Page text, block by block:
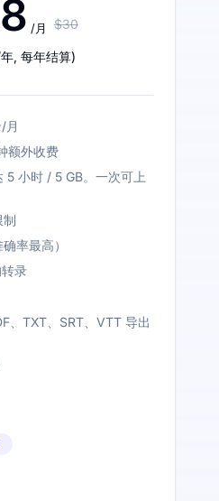
/月 $30
, 每年结算)
月
额外收费
5 小时 / 5 GB。一次可上
制
率最高）
录
、TXT、SRT、VTT 导出